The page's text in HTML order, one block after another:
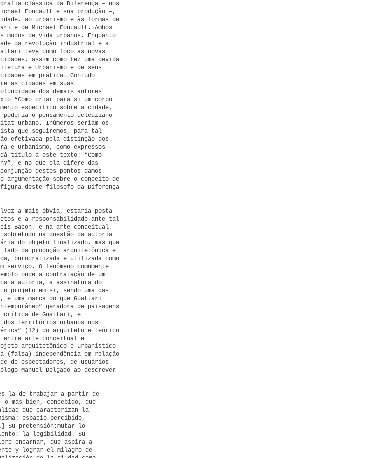
clássica da Diferença – nos
Foucault e sua produção –,
ao urbanismo e às formas de
e de Michael Foucault. Ambos
modos de vida urbanos. Enquanto
da revolução industrial e a
teve como foco as novas
assim como fez uma devida
e Urbanismo e de seus
em prática. Contudo
as cidades em suas
dos demais autores
“Como criar para si um corpo
especifico sobre a cidade,
o pensamento deleuziano
urbano. Inúmeros seriam os
que seguiremos, para tal
efetivada pela distinção dos
Urbanismo, como expressos
dá título a este texto: “Como
e no que ela difere das
destes pontos damos
argumentação sobre o conceito de
figura deste filosofo da Diferença
a mais óbvia, estaria posta
e a responsabilidade ante tal
Bacon, e na arte conceitual,
sobretudo na questão da autoria
do objeto finalizado, mas que
lado da produção arquitetônica e
burocratizada e utilizada como
O fenômeno comumente
onde a contratação de um
a autoria, a assinatura do
o projeto em si, sendo uma das
e uma marca do que Guattari
geradora de paisagens
crítica de Guattari, e
dos territórios urbanos nos
(12) do arquiteto e teórico
entre arte conceitual e
arquitetônico e urbanístico
(falsa) independência em relação
de espectadores, de usuários
Manuel Delgado ao descrever
es la de trabajar a partir de
o más bien, concebido, que
que caracterizan la
espacio percibido,
Su pretensión:mutar lo
la legibilidad. Su
encarnar, que aspira a
y lograr el milagro de